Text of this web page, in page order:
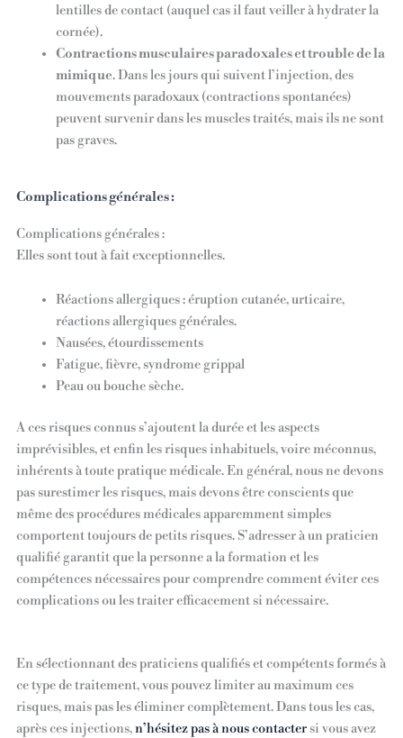
lentilles de contact (auquel cas il faut veiller à hydrater la
cornée).
Contractions musculaires paradoxales et trouble de la
mimique. Dans les jours qui suivent l’injection, des
mouvements paradoxaux (contractions spontanées)
peuvent survenir dans les muscles traités, mais ils ne sont
pas graves.
Complications générales :
Complications générales :
Elles sont tout à fait exceptionnelles.
Réactions allergiques : éruption cutanée, urticaire,
réactions allergiques générales.
Nausées, étourdissements
Fatigue, fièvre, syndrome grippal
Peau ou bouche sèche.
A ces risques connus s’ajoutent la durée et les aspects
imprévisibles, et enfin les risques inhabituels, voire méconnus,
inhérents à toute pratique médicale. En général, nous ne devons
pas surestimer les risques, mais devons être conscients que
même des procédures médicales apparemment simples
comportent toujours de petits risques. S’adresser à un praticien
qualifié garantit que la personne a la formation et les
compétences nécessaires pour comprendre comment éviter ces
complications ou les traiter efficacement si nécessaire.
En sélectionnant des praticiens qualifiés et compétents formés à
ce type de traitement, vous pouvez limiter au maximum ces
risques, mais pas les éliminer complètement. Dans tous les cas,
après ces injections,n’hésitez pas à nous contactersi vous avez